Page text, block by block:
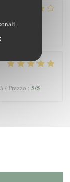
/ Prezzo : 5/5